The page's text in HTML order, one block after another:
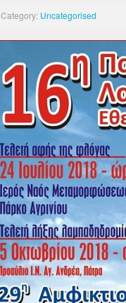
Category: Uncategorised